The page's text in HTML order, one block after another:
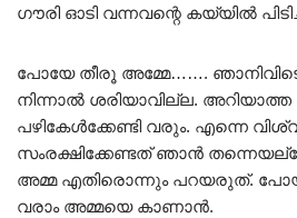
ഗൗരി ഓടി വന്നവന്റെ കയ്യിൽ
പോയേ തീരൂ അമ്മേ…….
നിന്നാൽ ശരിയാവില്ല.
പഴികേൾക്കേണ്ടി വരും. എന്നെ
സംരക്ഷിക്കേണ്ടത് ഞാൻ
അമ്മ എതിരൊന്നും പറയരുത്.
വരാം അമ്മയെ കാണാൻ.